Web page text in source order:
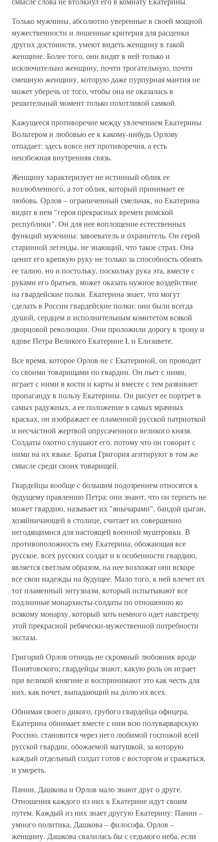
Только мужчины, абсолютно уверенные в своей мощной
мужественности и лишенные критерия для расценки
других достоинств, умеют видеть женщину в такой
женщине. Более того, они видят в ней только и
исключительно женщину, почти трогательную, почти
смешную женщину, которую даже пурпурная мантия не
может уберечь от того, чтобы она не оказалась в
решительный момент только похотливой самкой.
Кажущееся противоречие между увлечением Екатерины
Вольтером и любовью ее к какому-нибудь Орлову
отпадает: здесь вовсе нет противоречия, а есть
неизбежная внутренняя связь.
Женщину характеризует не истинный облик ее
возлюбленного, а тот облик, который принимает ее
любовь. Орлов – ограниченный смельчак, но Екатерина
видит в нем "героя прекрасных времен римской
республики". Он для нее воплощение естественных
функций мужчины: завоеватель и охранитель. Он герой
старинной легенды, не знающий, что такое страх. Она
ценит его крепкую руку не только за способность обнять
ее талию, но и постольку, поскольку рука эта, вместе с
руками его братьев, может оказать нужное воздействие
на гвардейские полки. Екатерина знает, что могут
сделать в России гвардейские полки: они были всегда
душой, сердцем и исполнительным комитетом всякой
дворцовой революции. Они проложили дорогу к трону и
вдове Петра Великого Екатерине I, и Елизавете.
Все время, которое Орлов не с Екатериной, он проводит
со своими товарищами по гвардии. Он пьет с ними,
играет с ними в кости и карты и вместе с тем развивает
пропаганду в пользу Екатерины. Он рисует ее портрет в
самых радужных, а ее положение в самых мрачных
красках, он изображает ее пламенной русской патриоткой
и несчастной жертвой опрусаченного великого князя.
Солдаты охотно слушают его, потому что он говорит с
ними на их языке. Братья Григория агитируют в том же
смысле среди своих товарищей.
Гвардейцы вообще с большим подозрением относятся к
будущему правлению Петра: они знают, что он терпеть не
может гвардию, называет их "янычарами", бандой цыган,
хозяйничающей в столице, считает их совершенно
негодящимися для настоящей военной муштровки. В
противоположность ему Екатерина, обожающая все
русское, всех русских солдат и в особенности гвардию,
является светлым образом, на нее возложат они вскоре
все свои надежды на будущее. Мало того, к ней влечет их
тот пламенный энтузиазм, который испытывают все
подлинные монархисты-солдаты по отношению ко
всякому монарху, который хоть немного идет навстречу
этой прекрасной ребячески-мужественной потребности
экстаза.
Григорий Орлов отнюдь не скромный любовник вроде
Понятовского; гвардейцы знают, какую роль он играет
при великой княгине и воспринимают это как честь для
них, как почет, выпадающий на долю их всех.
Обнимая своего дикого, грубого гвардейца офицера,
Екатерина обнимает вместе с ним всю полуварварскую
Россию, становится через него любимой госпожой всей
русской гвардии, обожаемой матушкой, за которую
каждый отдельный солдат готов с восторгом и сражаться,
и умереть.
Панин, Дашкова и Орлов мало знают друг о друге.
Отношения каждого из них к Екатерине идут своим
путем. Каждый из них знает другую Екатерину: Панин –
умного политика, Дашкова – философа, Орлов –
женщину. Дашкова свалилась бы с седьмого неба, если